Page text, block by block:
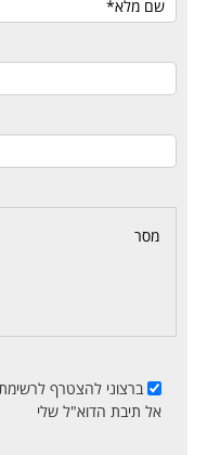
ברצוני להצטרף
אל תיבת הדוא"ל שלי